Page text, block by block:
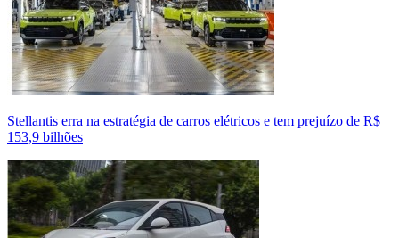
Stellantis erra na estratégia de carros elétricos e tem prejuízo de R$
153,9 bilhões